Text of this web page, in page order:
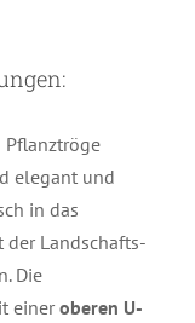
Pflanztröge
elegant und
in das
der Landschafts-
Die
einer oberen U-